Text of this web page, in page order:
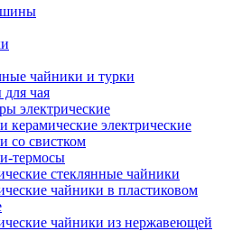
чайники и турки
чая
электрические
керамические электрические
со свистком
термосы
стеклянные чайники
чайники в пластиковом
чайники из нержавеющей